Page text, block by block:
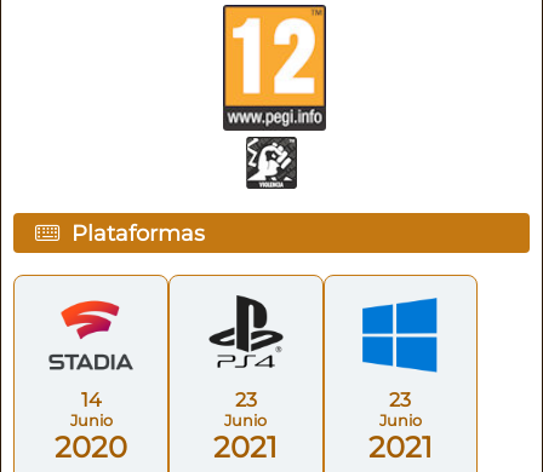
Plataformas
14
Junio
2020
23
Junio
2021
23
Junio
2021